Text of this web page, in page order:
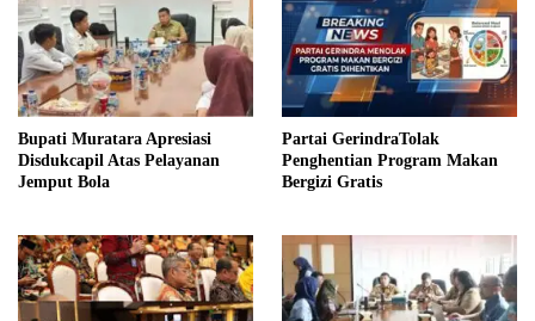
Bupati Muratara Apresiasi
Disdukcapil Atas Pelayanan
Jemput Bola
Partai GerindraTolak
Penghentian Program Makan
Bergizi Gratis